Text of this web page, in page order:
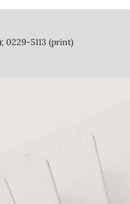
0229-5113 (print)